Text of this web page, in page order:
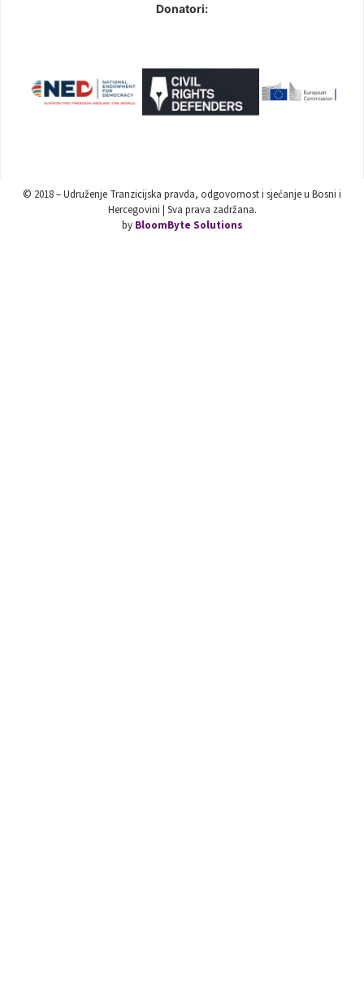
Donatori:
© 2018 – Udruženje Tranzicijska pravda, odgovornost i sjećanje u Bosni i
Hercegovini | Sva prava zadržana.
by BloomByte Solutions